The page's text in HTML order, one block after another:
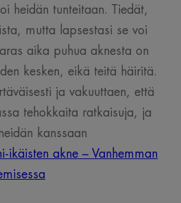
heidän tunteitaan. Tiedät,
mutta lapsestasi se voi
aika puhua aknesta on
kesken, eikä teitä häiritä.
ja vakuuttaen, että
tehokkaita ratkaisuja, ja
kanssaan
ikäisten akne – Vanhemman